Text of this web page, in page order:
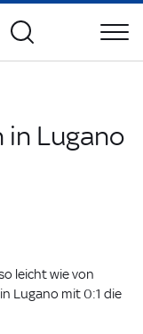
in Lugano
leicht wie von
Lugano mit 0:1 die